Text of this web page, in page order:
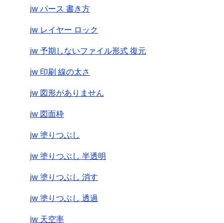
jw パース 書き方
jw レイヤー ロック
jw 予期しないファイル形式 復元
jw 印刷 線の太さ
jw 図形がありません
jw 図面枠
jw 塗りつぶし
jw 塗りつぶし 半透明
jw 塗りつぶし 消す
jw 塗りつぶし 透過
jw 天空率